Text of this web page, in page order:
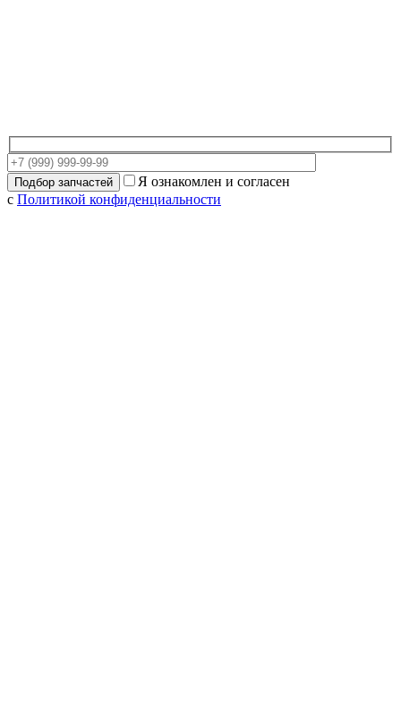
Я ознакомлен и согласен
с Политикой конфиденциальности